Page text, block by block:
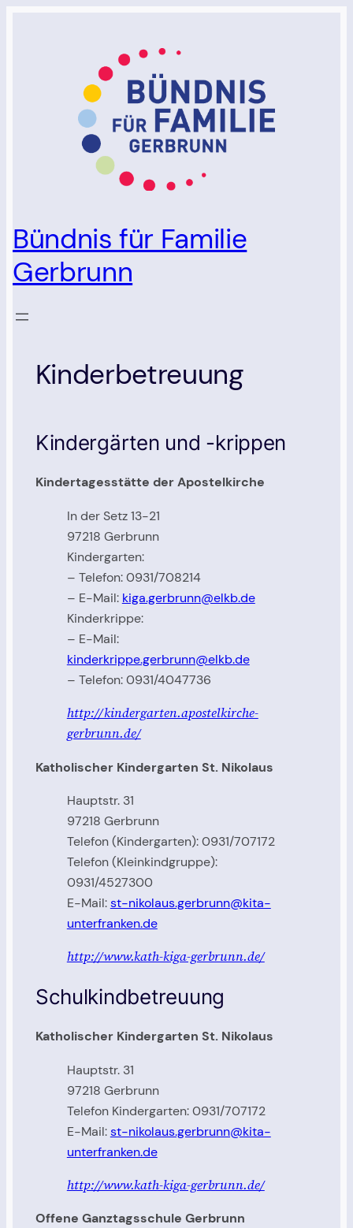
Bündnis für Familie
Gerbrunn
Kinderbetreuung
Kindergärten und -krippen
Kindertagesstätte der Apostelkirche
In der Setz 13-21
97218 Gerbrunn
Kindergarten:
– Telefon: 0931/708214
– E-Mail: kiga.gerbrunn@elkb.de
Kinderkrippe:
– E-Mail:
kinderkrippe.gerbrunn@elkb.de
– Telefon: 0931/4047736
http://kindergarten.apostelkirche-
gerbrunn.de/
Katholischer Kindergarten St. Nikolaus
Hauptstr. 31
97218 Gerbrunn
Telefon (Kindergarten): 0931/707172
Telefon (Kleinkindgruppe):
0931/4527300
E-Mail:st-nikolaus.gerbrunn@kita-
unterfranken.de
http://www.kath-kiga-gerbrunn.de/
Schulkindbetreuung
Katholischer Kindergarten St. Nikolaus
Hauptstr. 31
97218 Gerbrunn
Telefon Kindergarten: 0931/707172
E-Mail:st-nikolaus.gerbrunn@kita-
unterfranken.de
http://www.kath-kiga-gerbrunn.de/
Offene Ganztagsschule Gerbrunn